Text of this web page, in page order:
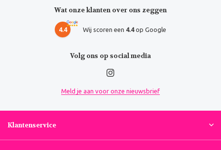
Wat onze klanten over ons zeggen
4.4 Wij scoren een 4.4op Google
Volg ons op social media
Meld je aan voor onze nieuwsbrief
Klantenservice